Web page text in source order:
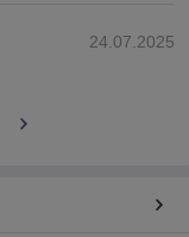
24.07.2025